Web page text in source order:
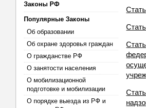
Законы РФ
Популярные Законы
Об образовании
Об охране здоровья граждан
О гражданстве РФ
О занятости населения
О мобилизационной
подготовке и мобилизации
О порядке выезда из РФ и